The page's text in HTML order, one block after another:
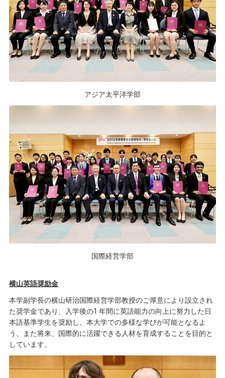
アジア太平洋学部
国際経営学部
横山英語奨励金
本学副学長の横山研治国際経営学部教授のご厚意により設立され
た奨学金であり、入学後の1 年間に英語能力の向上に努力した日
本語基準学生を奨励し、本大学での多様な学びが可能となるよ
う、また将来、国際的に活躍できる人材を育成することを目的と
しています。